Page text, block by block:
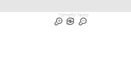
Tamaño Texto